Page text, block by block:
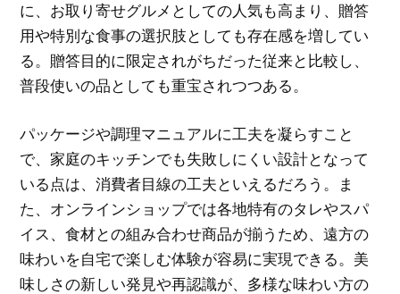
に、お取り寄せグルメとしての人気も高まり、贈答
用や特別な食事の選択肢としても存在感を増してい
る。贈答目的に限定されがちだった従来と比較し、
普段使いの品としても重宝されつつある。
パッケージや調理マニュアルに工夫を凝らすこと
で、家庭のキッチンでも失敗しにくい設計となって
いる点は、消費者目線の工夫といえるだろう。ま
た、オンラインショップでは各地特有のタレやスパ
イス、食材との組み合わせ商品が揃うため、遠方の
味わいを自宅で楽しむ体験が容易に実現できる。美
味しさの新しい発見や再認識が、多様な味わい方の